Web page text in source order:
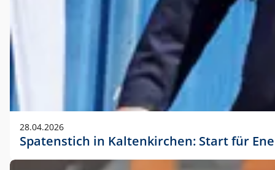
28.04.2026
Spatenstich in Kaltenkirchen: Start für